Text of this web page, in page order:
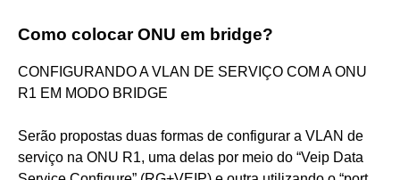
Como colocar ONU em bridge?
CONFIGURANDO A VLAN DE SERVIÇO COM A ONU
R1 EM MODO BRIDGE
Serão propostas duas formas de configurar a VLAN de
serviço na ONU R1, uma delas por meio do “Veip Data